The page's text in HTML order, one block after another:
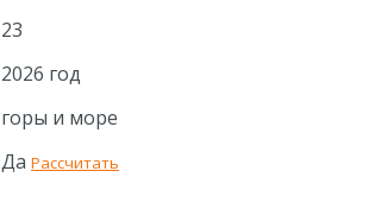
23
2026 год
горы и море
Да Рассчитать